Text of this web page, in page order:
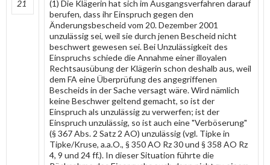
21
(1) Die Klägerin hat sich im Ausgangsverfahren darauf
berufen, dass ihr Einspruch gegen den
Änderungsbescheid vom 20. Dezember 2001
unzulässig sei, weil sie durch jenen Bescheid nicht
beschwert gewesen sei. Bei Unzulässigkeit des
Einspruchs schiede die Annahme einer illoyalen
Rechtsausübung der Klägerin schon deshalb aus, weil
dem FA eine Überprüfung des angegriffenen
Bescheids in der Sache versagt wäre. Wird nämlich
keine Beschwer geltend gemacht, so ist der
Einspruch als unzulässig zu verwerfen; ist der
Einspruch unzulässig, so ist auch eine "Verböserung"
(§ 367 Abs. 2 Satz 2 AO) unzulässig (vgl. Tipke in
Tipke/Kruse, a.a.O., § 350 AO Rz 30 und § 358 AO Rz
4, 9 und 24 ff.). In dieser Situation führte die